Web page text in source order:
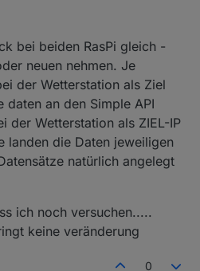
bei beiden RasPi gleich -
neuen nehmen. Je
der Wetterstation als Ziel
daten an den Simple API
der Wetterstation als ZIEL-IP
landen die Daten jeweiligen
natürlich angelegt
ich noch versuchen.....
keine veränderung
0